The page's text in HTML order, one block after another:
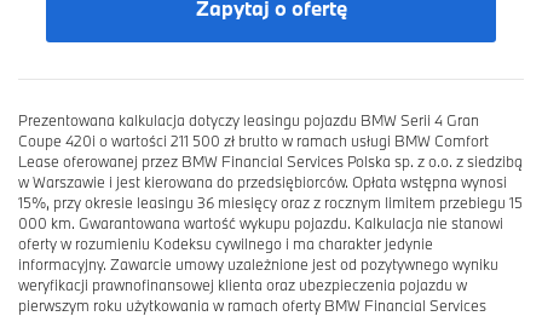
Zapytaj o ofertę
Prezentowana kalkulacja dotyczy leasingu pojazdu BMW Serii 4 Gran
Coupe 420i o wartości 211 500 zł brutto w ramach usługi BMW Comfort
Lease oferowanej przez BMW Financial Services Polska sp. z o.o. z siedzibą
w Warszawie i jest kierowana do przedsiębiorców. Opłata wstępna wynosi
15%, przy okresie leasingu 36 miesięcy oraz z rocznym limitem przebiegu 15
000 km. Gwarantowana wartość wykupu pojazdu. Kalkulacja nie stanowi
oferty w rozumieniu Kodeksu cywilnego i ma charakter jedynie
informacyjny. Zawarcie umowy uzależnione jest od pozytywnego wyniku
weryfikacji prawnofinansowej klienta oraz ubezpieczenia pojazdu w
pierwszym roku użytkowania w ramach oferty BMW Financial Services